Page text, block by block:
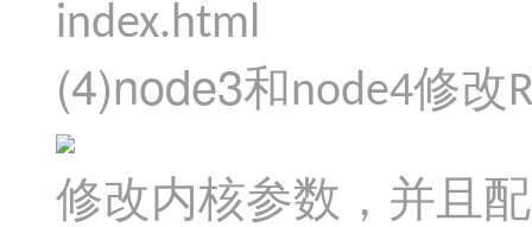
index.html
(4)node3和node4修改
修改内核参数，并且